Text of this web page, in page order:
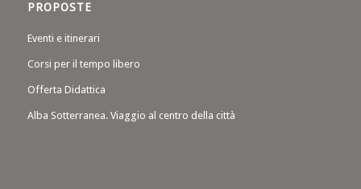
PROPOSTE
Eventi e itinerari
Corsi per il tempo libero
Offerta Didattica
Alba Sotterranea. Viaggio al centro della città